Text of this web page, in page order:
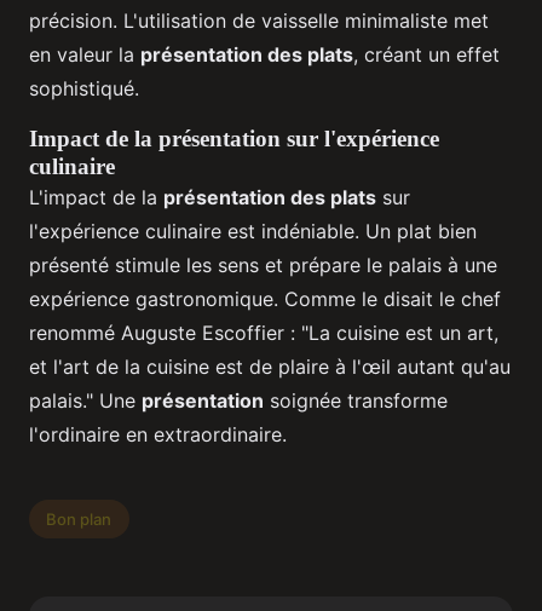
précision. L'utilisation de vaisselle minimaliste met
en valeur la présentation des plats, créant un effet
sophistiqué.
Impact de la présentation sur l'expérience
culinaire
L'impact de la présentation des plats sur
l'expérience culinaire est indéniable. Un plat bien
présenté stimule les sens et prépare le palais à une
expérience gastronomique. Comme le disait le chef
renommé Auguste Escoffier : "La cuisine est un art,
et l'art de la cuisine est de plaire à l'œil autant qu'au
palais." Une présentation soignée transforme
l'ordinaire en extraordinaire.
Bon plan